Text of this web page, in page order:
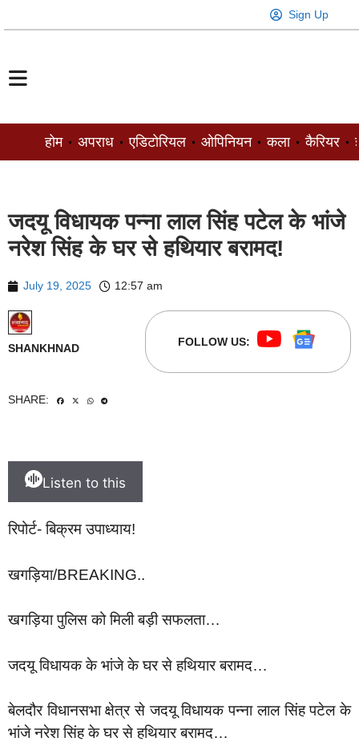
Sign Up
होम अपराध एडिटोरियल ओपिनियन कला कैरियर
जदयू विधायक पन्ना लाल सिंह पटेल के भांजे
नरेश सिंह के घर से हथियार बरामद!
July 19, 2025 12:57 am
SHANKHNAD FOLLOW US:
SHARE:
Listen to this
रिपोर्ट- बिक्रम उपाध्याय!
खगड़िया/BREAKING..
खगड़िया पुलिस को मिली बड़ी सफलता…
जदयू विधायक के भांजे के घर से हथियार बरामद…
बेलदौर विधानसभा क्षेत्र से जदयू विधायक पन्ना लाल सिंह पटेल के
भांजे नरेश सिंह के घर से हथियार बरामद…